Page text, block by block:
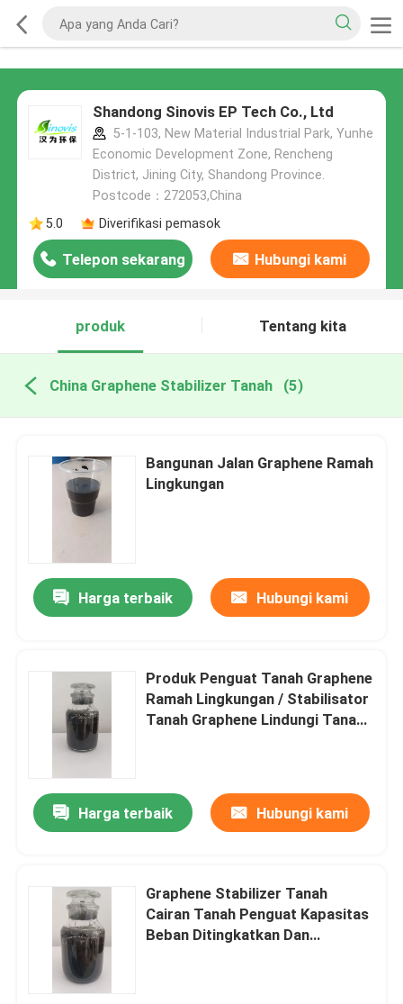
Shandong Sinovis EP Tech Co., Ltd
5-1-103, New Material Industrial Park, Yunhe
Economic Development Zone, Rencheng
District, Jining City, Shandong Province.
Postcode：272053,China
5.0
Diverifikasi pemasok
Telepon sekarang Hubungi kami
produk Tentang kita
China Graphene Stabilizer Tanah (5)
Bangunan Jalan Graphene Ramah
Lingkungan
Harga terbaik Hubungi kami
Produk Penguat Tanah Graphene
Ramah Lingkungan / Stabilisator
Tanah Graphene Lindungi Tanah
Harga terbaik Hubungi kami
Graphene Stabilizer Tanah
Cairan Tanah Penguat Kapasitas
Beban Ditingkatkan Dan